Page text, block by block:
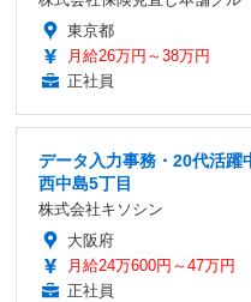
東京都
月給26万円～38万円
正社員
データ入力事務・20代活躍
西中島5丁目
株式会社キソシン
大阪府
月給24万600円～47万円
正社員